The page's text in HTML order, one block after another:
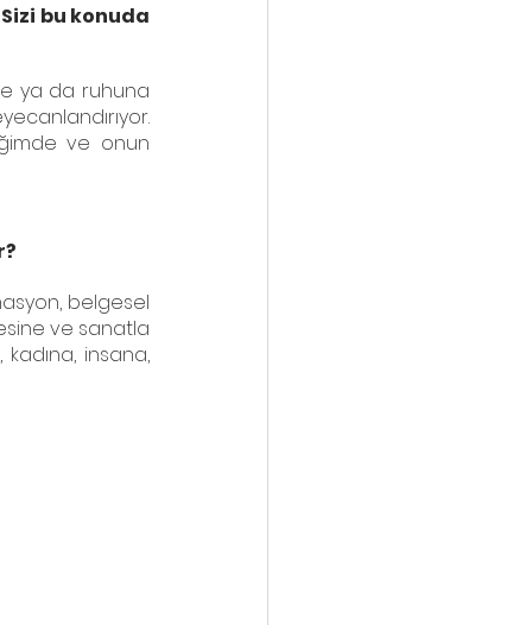
bu konuda
ya da ruhuna
ve onun
belgesel
ve sanatla
insana,